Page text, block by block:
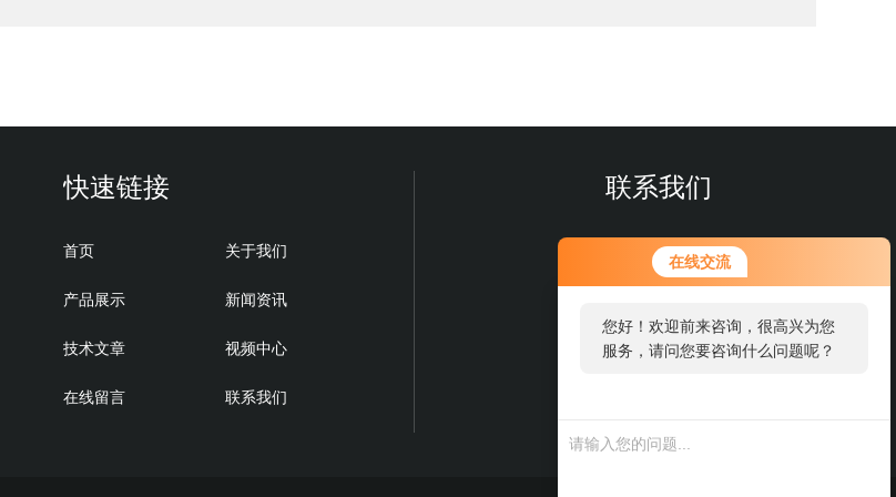
在线交流
您好！欢迎前来咨询，很高兴为您
服务，请问您要咨询什么问题呢？
快速链接
首页 关于我们
产品展示 新闻资讯
技术文章 视频中心
在线留言 联系我们
联系我们